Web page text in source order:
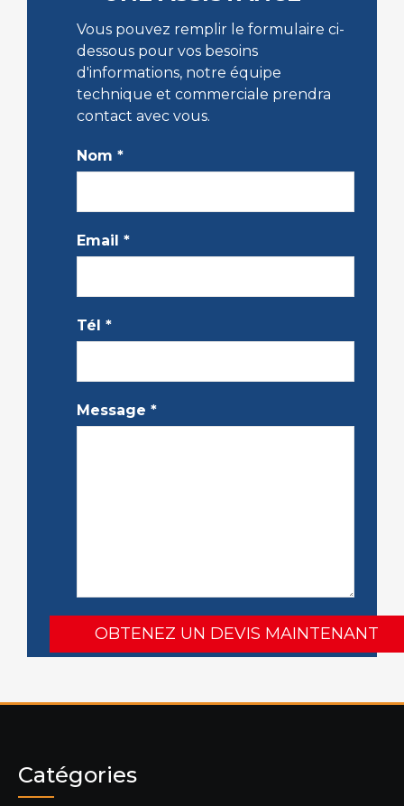
Vous pouvez remplir le formulaire ci-
dessous pour vos besoins
d'informations, notre équipe
technique et commerciale prendra
contact avec vous.
Nom *
Email *
Tél *
Message *
Catégories